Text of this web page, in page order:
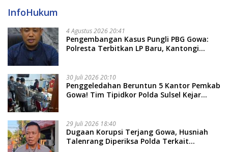
InfoHukum
4 Agustus 2026 20:41
Pengembangan Kasus Pungli PBG Gowa:
Polresta Terbitkan LP Baru, Kantongi
30 Juli 2026 20:10
Penggeledahan Beruntun 5 Kantor Pemkab
Gowa! Tim Tipidkor Polda Sulsel Kejar
29 Juli 2026 18:40
Dugaan Korupsi Terjang Gowa, Husniah
Talenrang Diperiksa Polda Terkait